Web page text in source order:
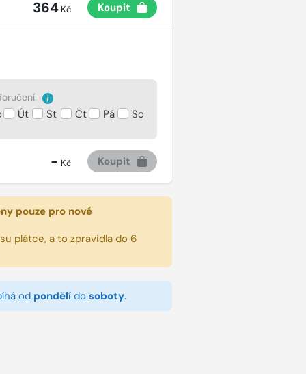
364Kč Koupit
Út St Čt Pá So
- Kč Koupit
pouze pro nové
plátce, a to zpravidla do 6
od pondělído soboty.